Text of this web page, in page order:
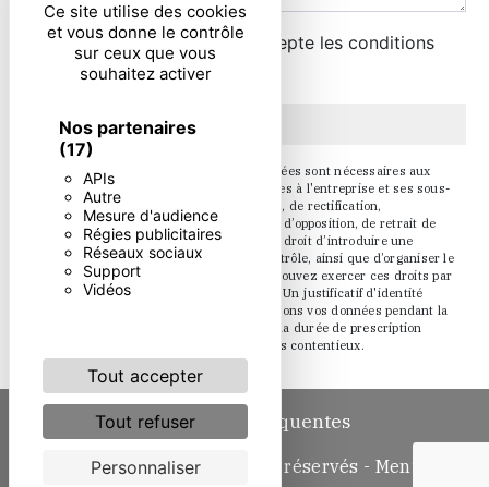
Ce site utilise des cookies
et vous donne le contrôle
sur ceux que vous
souhaitez activer
Nos partenaires
(17)
APIs
Autre
Mesure d'audience
Régies publicitaires
Réseaux sociaux
Support
Vidéos
Tout accepter
Tout refuser
Personnaliser
En cochant cette case, j'accepte les conditions
particulières ci-dessous **
** Les données personnelles communiquées sont nécessaires aux
fins de vous contacter. Elles sont destinées à l'entreprise et ses sous-
traitants. Vous disposez de droits d’accès, de rectification,
d’effacement, de portabilité, de limitation, d’opposition, de retrait de
votre consentement à tout moment et du droit d’introduire une
réclamation auprès d’une autorité de contrôle, ainsi que d’organiser le
sort de vos données post-mortem. Vous pouvez exercer ces droits par
voie postale ou par courrier électronique. Un justificatif d'identité
pourra vous être demandé. Nous conservons vos données pendant la
période de prise de contact puis pendant la durée de prescription
légale aux fins probatoire et de gestion des contentieux.
Recherches fréquentes
Vistalid- 2026 - Tous droits réservés - Mentions